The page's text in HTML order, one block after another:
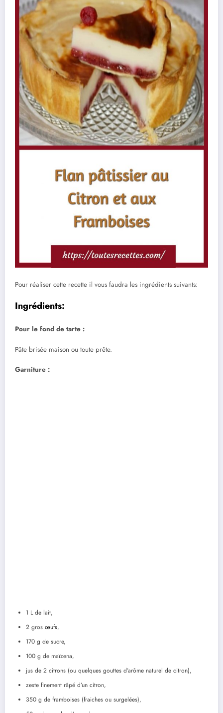
Pour réaliser cette recette il vous faudra les ingrédients suivants:
Ingrédients:
Pour le fond de tarte :
Pâte brisée maison ou toute prête.
Garniture :
1 L de lait,
2 gros œufs,
170 g de sucre,
100 g de maïzena,
jus de 2 citrons (ou quelques gouttes d’arôme naturel de citron),
zeste finement râpé d’un citron,
350 g de framboises (fraiches ou surgelées),